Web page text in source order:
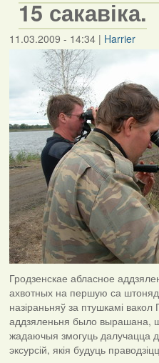
15 сакавіка.
11.03.2009 - 14:34| Harrier
Гродзенскае абласное
ахвотных на першую са
назіраньняў за птушкамі
аддзяленьня было вырашана,
жадаючыя змогуць далучацца
эксурсій, якія будуць